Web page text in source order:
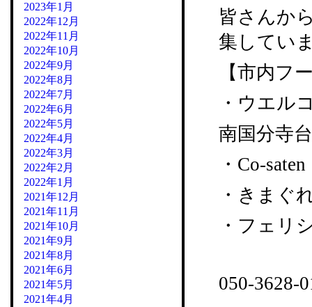
皆さんか
集してい
【市内フ
・ウエル
南国分寺
・Co-
・きまぐ
・フェリ
050-3628-
2023年1月
2022年12月
2022年11月
2022年10月
2022年9月
2022年8月
2022年7月
2022年6月
2022年5月
2022年4月
2022年3月
2022年2月
2022年1月
2021年12月
2021年11月
2021年10月
2021年9月
2021年8月
2021年6月
2021年5月
2021年4月